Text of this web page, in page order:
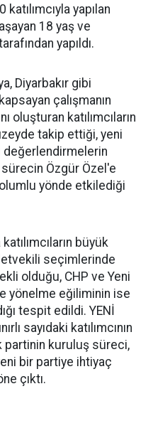
yapılan
18 yaş ve
yapıldı.
Diyarbakır gibi
çalışmanın
oluşturan katılımcıların
takip ettiği, yeni
Özgür Özel'e
yönde etkilediği
büyük
seçimlerinde
olduğu, CHP ve Yeni
yönelme eğiliminin ise
tespit edildi. YENİ
sayıdaki katılımcının
partinin kuruluş süreci,
bir partiye ihtiyaç
çıktı.